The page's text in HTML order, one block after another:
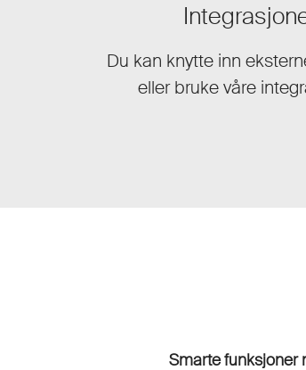
Du kan knytte inn
eller bruke våre
Smarte funksjoner